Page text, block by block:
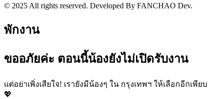
© 2025 All rights reserved. Developed By FANCHAO Dev.
พักงาน
ขออภัยค่ะ ตอนนี้น้องยังไม่เปิดรับงาน
แต่อย่าเพิ่งเสียใจ! เรายังมีน้องๆ ใน กรุงเทพฯ ให้เลือกอีกเพียบ
💖